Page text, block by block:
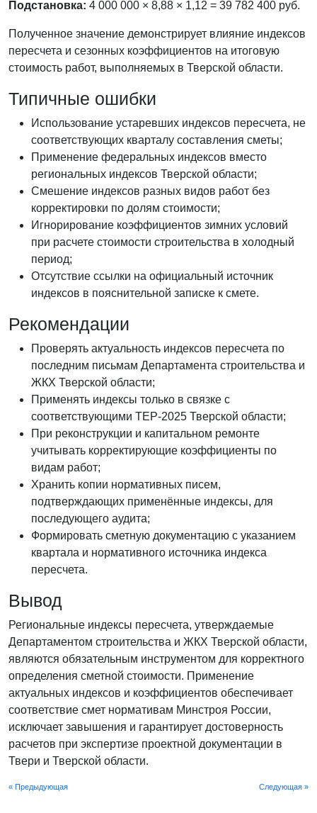
Подстановка: 4 000 000 × 8,88 × 1,12 = 39 782 400 руб.
Полученное значение демонстрирует влияние индексов
пересчета и сезонных коэффициентов на итоговую
стоимость работ, выполняемых в Тверской области.
Типичные ошибки
Использование устаревших индексов пересчета, не
соответствующих кварталу составления сметы;
Применение федеральных индексов вместо
региональных индексов Тверской области;
Смешение индексов разных видов работ без
корректировки по долям стоимости;
Игнорирование коэффициентов зимних условий
при расчете стоимости строительства в холодный
период;
Отсутствие ссылки на официальный источник
индексов в пояснительной записке к смете.
Рекомендации
Проверять актуальность индексов пересчета по
последним письмам Департамента строительства и
ЖКХ Тверской области;
Применять индексы только в связке с
соответствующими ТЕР-2025 Тверской области;
При реконструкции и капитальном ремонте
учитывать корректирующие коэффициенты по
видам работ;
Хранить копии нормативных писем,
подтверждающих применённые индексы, для
последующего аудита;
Формировать сметную документацию с указанием
квартала и нормативного источника индекса
пересчета.
Вывод
Региональные индексы пересчета, утверждаемые
Департаментом строительства и ЖКХ Тверской области,
являются обязательным инструментом для корректного
определения сметной стоимости. Применение
актуальных индексов и коэффициентов обеспечивает
соответствие смет нормативам Минстроя России,
исключает завышения и гарантирует достоверность
расчетов при экспертизе проектной документации в
Твери и Тверской области.
Следующая »
« Предыдующая